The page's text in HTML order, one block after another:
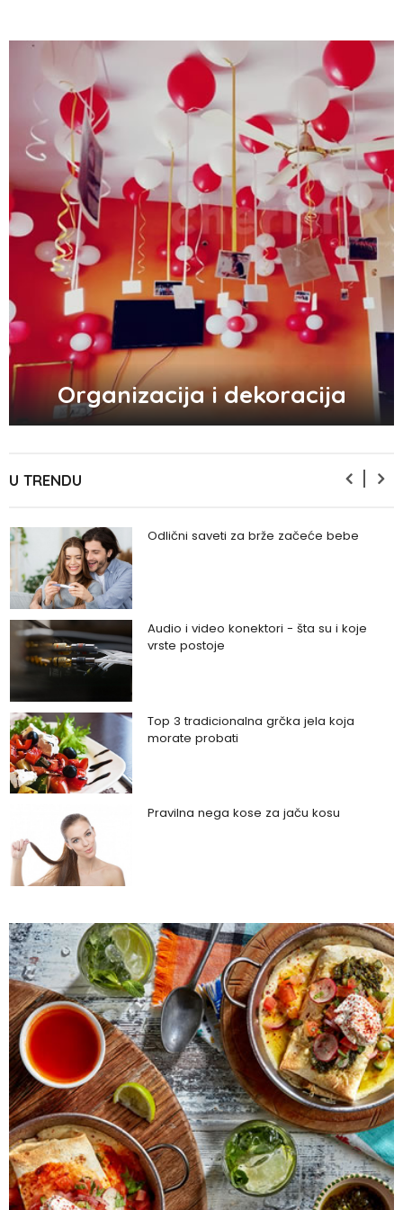
Organizacija i dekoracija
U TRENDU
Zašto trpimo loše veze i okolnosti koje
nam štete?
Zašto se seksualni život gasi kako
prolaze godine braka?
5 načina kako da pobedite stres
Odlični saveti za brže začeće bebe
Audio i video konektori - šta su i koje
vrste postoje
Top 3 tradicionalna grčka jela koja
morate probati
Pravilna nega kose za jaču kosu
Šta su policistični jajnici i kako rešiti ovaj
problem?
Zašto trpimo loše veze i okolnosti koje
nam štete?
Zašto se seksualni život gasi kako
prolaze godine braka?